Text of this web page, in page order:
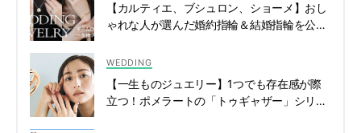
【カルティエ、ブシュロン、ショーメ】おし
ゃれな人が選んだ婚約指輪＆結婚指輪を公開
WEDDING
【一生ものジュエリー】1つでも存在感が際
立つ！ポメラートの「トゥギャザー」シリー